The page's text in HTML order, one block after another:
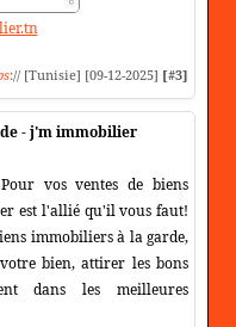
:// [Tunisie] [09-12-2025] [#3]
- j'm immobilier
vos ventes de biens
est l'allié qu'il vous faut!
immobiliers à la garde,
bien, attirer les bons
dans les meilleures